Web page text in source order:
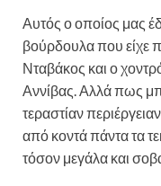
Αυτός ο οποίος μας
βούρδουλα που είχε
Νταβάκος και ο
Αννίβας. Αλλά πως
τεραστίαν
από κοντά πάντα τα
τόσον μεγάλα και